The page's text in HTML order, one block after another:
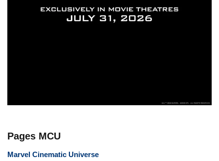
Pages MCU
Marvel Cinematic Universe